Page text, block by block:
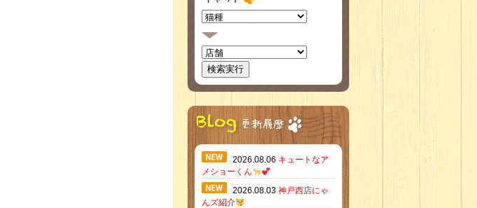
2026.08.06 キュートなア
メショーくん
2026.08.03 神戸西店にゃ
んズ紹介